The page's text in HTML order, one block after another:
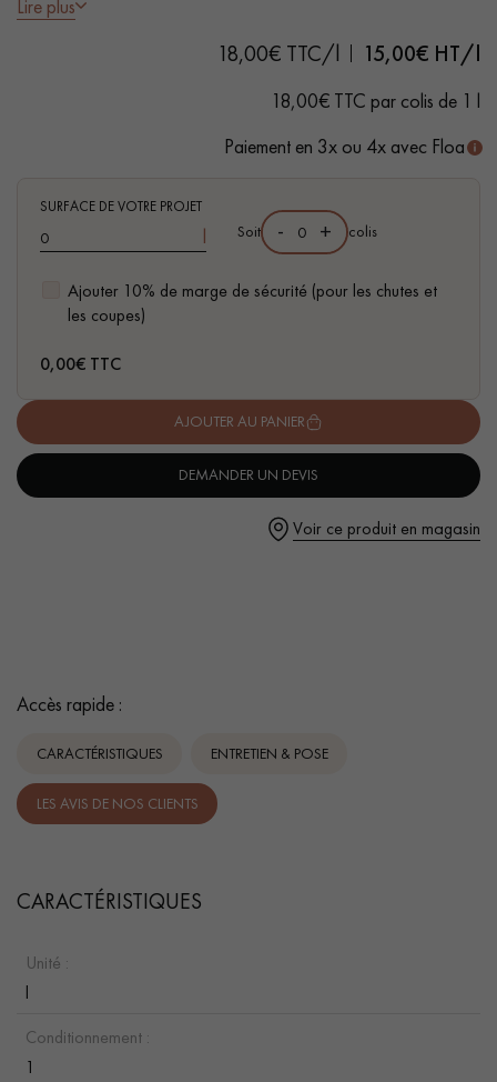
VOUS AVEZ UN PROJET ?
Nos experts sont à votre disposition pour vous guider pas à
Un expert Décoplus Parquets vous appelle
Demandez un rendez-vous personnalisé
- Non glissant
- Idéal pour les grandes surfaces (gymnase, salle de sport)
2. Étendre avec une microfibre bien essorée
3. Laisser sécher 15 minutes
Lire plus
18,00€ TTC/l 15,00€ HT/l
18,00€ TTC par colis de 1 l
Paiement en 3x ou 4x avec Floa
SURFACE DE VOTRE PROJET
l
Ajouter 10% de marge de sécurité (pour les chutes et
les coupes)
Soit - + colis
0,00€ TTC
AJOUTER AU PANIER
DEMANDER UN DEVIS
Voir ce produit en magasin
Accès rapide :
CARACTÉRISTIQUES ENTRETIEN & POSE
LES AVIS DE NOS CLIENTS
CARACTÉRISTIQUES
Unité :
l
Conditionnement :
1